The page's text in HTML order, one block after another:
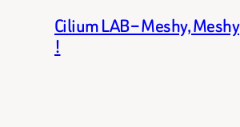
Cilium LAB – Meshy, Meshy
!